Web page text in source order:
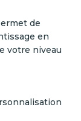
de
en
votre niveau